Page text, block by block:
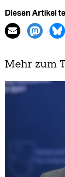
Diesen Artikel
Mehr zum